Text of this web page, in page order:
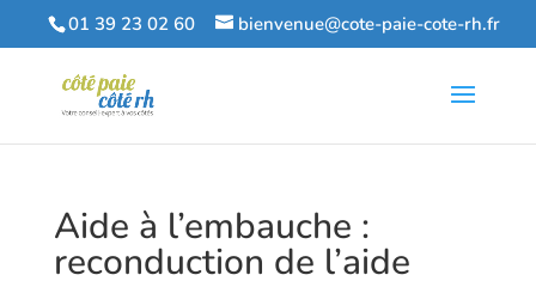
01 39 23 02 60 bienvenue@cote-paie-cote-rh.fr
Aide à l’embauche :
reconduction de l’aide